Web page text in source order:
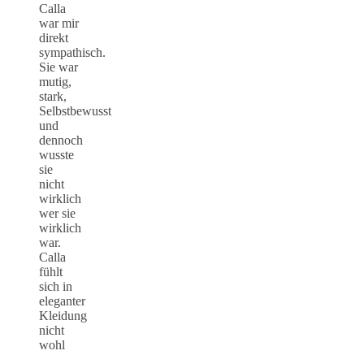
Calla
war mir
direkt
sympathisch.
Sie war
mutig,
stark,
Selbstbewusst
und
dennoch
wusste
sie
nicht
wirklich
wer sie
wirklich
war.
Calla
fühlt
sich in
eleganter
Kleidung
nicht
wohl